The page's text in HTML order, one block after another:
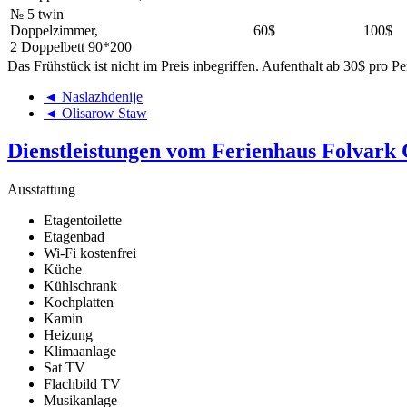
№ 5 twin
Doppelzimmer,
2 Doppelbett 90*200
60$ 100$
Das Frühstück ist nicht im Preis inbegriffen. Aufenthalt ab 30$ pro
◄ Naslazhdenije
◄ Olisarow Staw
Dienstleistungen vom Ferienhaus Folvark
Ausstattung
Etagentoilette
Etagenbad
Wi-Fi kostenfrei
Küche
Kühlschrank
Kochplatten
Kamin
Heizung
Klimaanlage
Sat TV
Flachbild TV
Musikanlage